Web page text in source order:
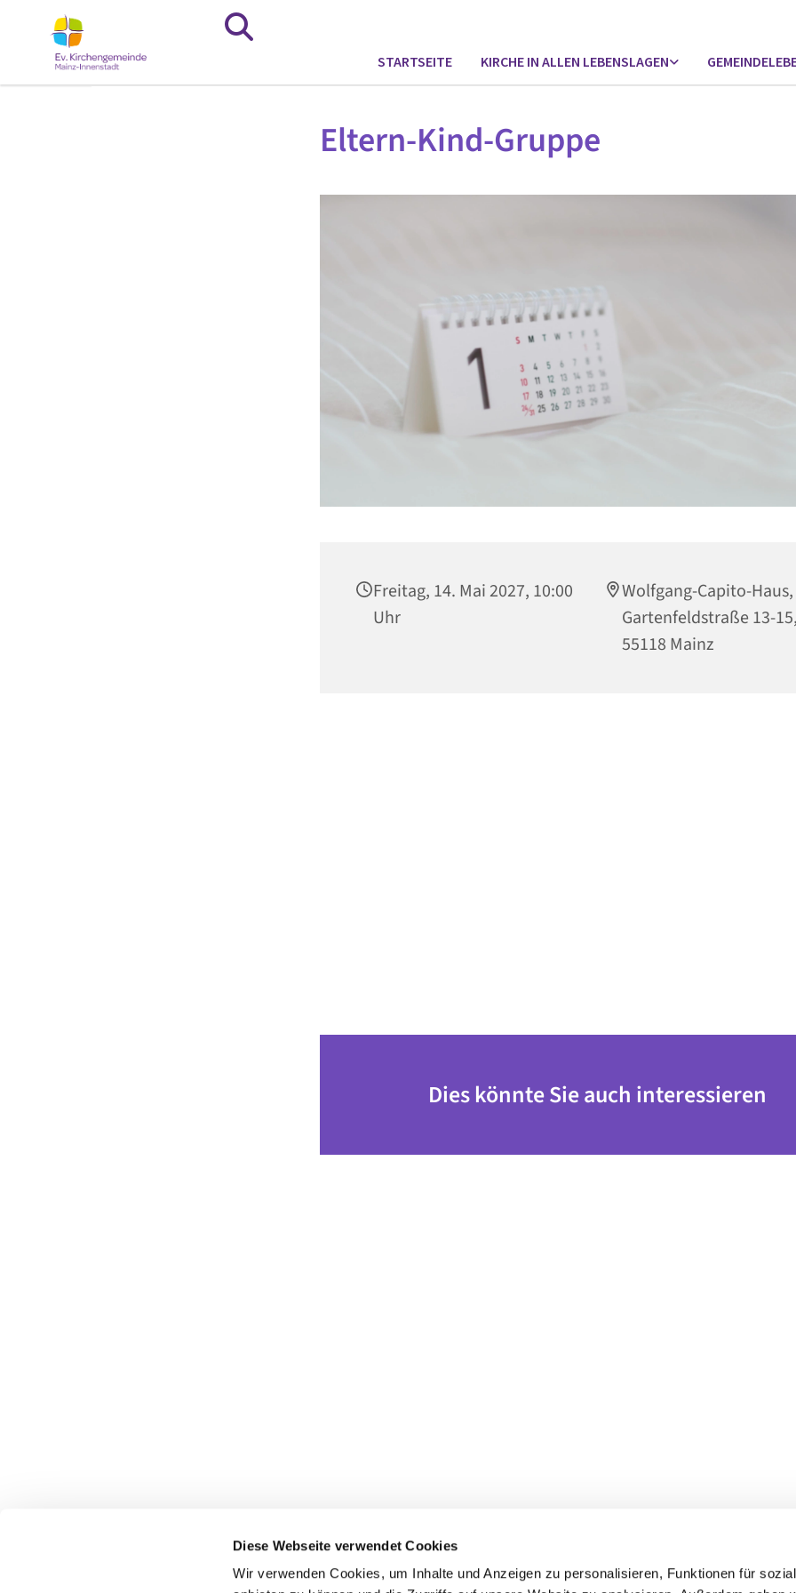
Diese Webseite verwendet Cookies
Wir verwenden Cookies, um Inhalte und Anzeigen zu personalisieren, Funktionen für
STARTSEITE KIRCHE IN ALLEN LEBENSLAGEN
Eltern-Kind-Gruppe
Freitag, 14. Mai 2027, 10:00
Uhr
Wolfgang-Capito-Haus,
Gartenfeldstraße 13-
55118 Mainz
Dies könnte Sie auch interessieren
Evangelische Kirchengemeinde Mainz-Innenstadt